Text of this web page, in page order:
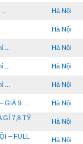
Hà Nội
Hà Nội
... Hà Nội
... Hà Nội
... Hà Nội
GIÁ 9 ... Hà Nội
GÍ 7,8 TỶ
Hà Nội
– FULL
Hà Nội